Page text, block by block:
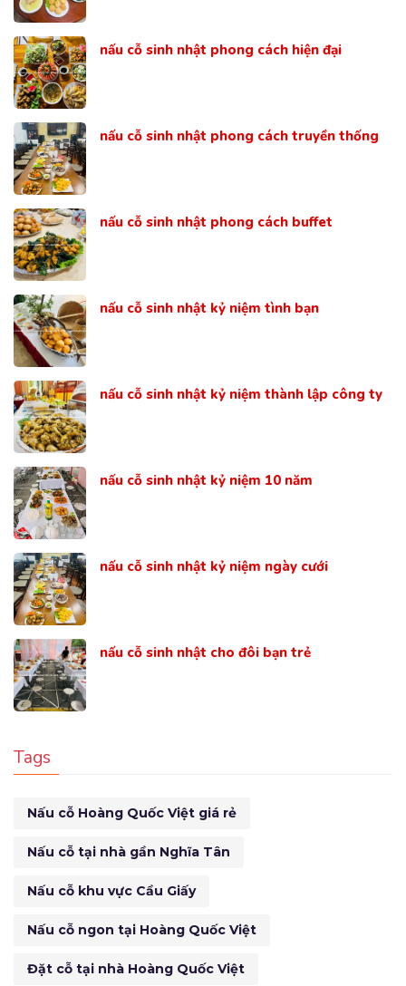
nấu cỗ sinh nhật phong cách hiện đại
nấu cỗ sinh nhật phong cách truyền thống
nấu cỗ sinh nhật phong cách buffet
nấu cỗ sinh nhật kỷ niệm tình bạn
nấu cỗ sinh nhật kỷ niệm thành lập công ty
nấu cỗ sinh nhật kỷ niệm 10 năm
nấu cỗ sinh nhật kỷ niệm ngày cưới
nấu cỗ sinh nhật cho đôi bạn trẻ
Tags
Nấu cỗ Hoàng Quốc Việt giá rẻ
Nấu cỗ tại nhà gần Nghĩa Tân
Nấu cỗ khu vực Cầu Giấy
Nấu cỗ ngon tại Hoàng Quốc Việt
Đặt cỗ tại nhà Hoàng Quốc Việt